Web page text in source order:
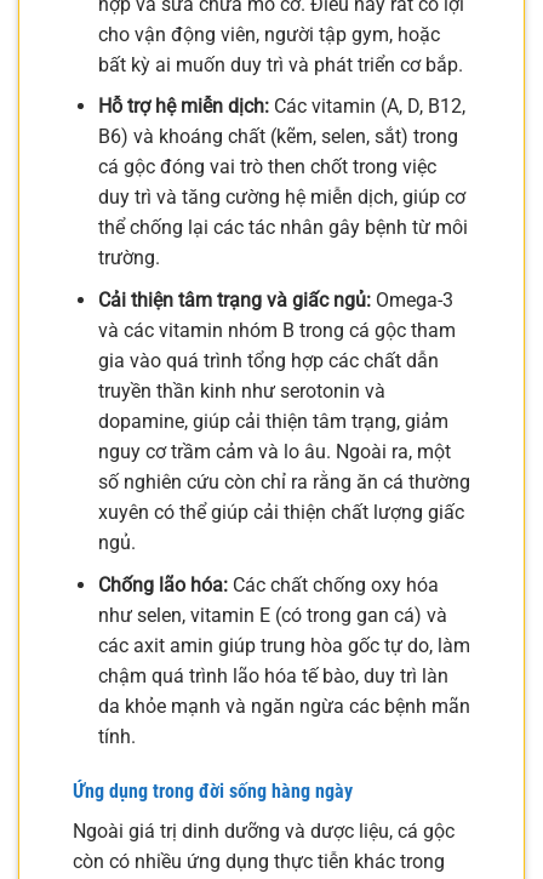
cho vận động viên, người tập gym, hoặc
bất kỳ ai muốn duy trì và phát triển cơ bắp.
Hỗ trợ hệ miễn dịch:Các vitamin (A, D, B12,
B6) và khoáng chất (kẽm, selen, sắt) trong
cá gộc đóng vai trò then chốt trong việc
duy trì và tăng cường hệ miễn dịch, giúp cơ
thể chống lại các tác nhân gây bệnh từ môi
trường.
Cải thiện tâm trạng và giấc ngủ:Omega-3
và các vitamin nhóm B trong cá gộc tham
gia vào quá trình tổng hợp các chất dẫn
truyền thần kinh như serotonin và
dopamine, giúp cải thiện tâm trạng, giảm
nguy cơ trầm cảm và lo âu. Ngoài ra, một
số nghiên cứu còn chỉ ra rằng ăn cá thường
xuyên có thể giúp cải thiện chất lượng giấc
ngủ.
Chống lão hóa:Các chất chống oxy hóa
như selen, vitamin E (có trong gan cá) và
các axit amin giúp trung hòa gốc tự do, làm
chậm quá trình lão hóa tế bào, duy trì làn
da khỏe mạnh và ngăn ngừa các bệnh mãn
tính.
Ứng dụng trong đời sống hàng ngày
Ngoài giá trị dinh dưỡng và dược liệu, cá gộc
còn có nhiều ứng dụng thực tiễn khác trong